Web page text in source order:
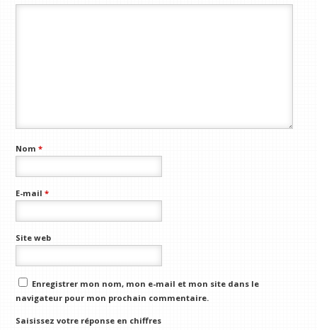
Nom*
E-mail*
Site web
Enregistrer mon nom, mon e-mail et mon site dans le
navigateur pour mon prochain commentaire.
Saisissez votre réponse en chiffres